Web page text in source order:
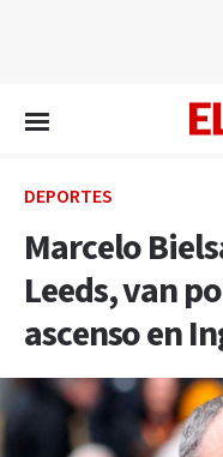
DEPORTES
Marcelo
Leeds, van
ascenso en